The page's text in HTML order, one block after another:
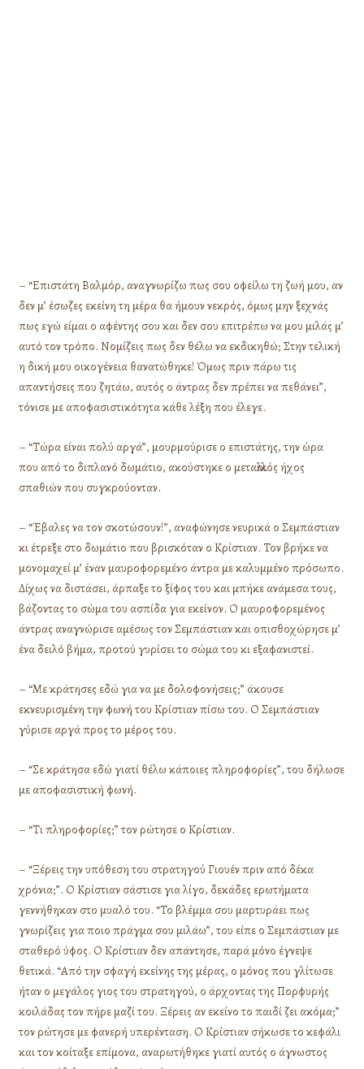
– “Επιστάτη Βαλμόρ, αναγνωρίζω πως σου οφείλω τη ζωή μου, αν
δεν μ’ έσωζες εκείνη τη μέρα θα ήμουν νεκρός, όμως μην ξεχνάς
πως εγώ είμαι ο αφέντης σου και δεν σου επιτρέπω να μου μιλάς μ’
αυτό τον τρόπο. Νομίζεις πως δεν θέλω να εκδικηθώ; Στην τελική
η δική μου οικογένεια θανατώθηκε! Όμως πριν πάρω τις
απαντήσεις που ζητάω, αυτός ο άντρας δεν πρέπει να πεθάνει”,
τόνισε με αποφασιστικότητα κάθε λέξη που έλεγε.
– “Τώρα είναι πολύ αργά”, μουρμούρισε ο επιστάτης, την ώρα
που από το διπλανό δωμάτιο, ακούστηκε ο μεταλλικός ήχος
σπαθιών που συγκρούονταν.
– “Έβαλες να τον σκοτώσουν!”, αναφώνησε νευρικά ο Σεμπάστιαν
κι έτρεξε στο δωμάτιο που βρισκόταν ο Κρίστιαν. Τον βρήκε να
μονομαχεί μ’ έναν μαυροφορεμένο άντρα με καλυμμένο πρόσωπο.
Δίχως να διστάσει, άρπαξε το ξίφος του και μπήκε ανάμεσα τους,
βάζοντας το σώμα του ασπίδα για εκείνον. Ο μαυροφορεμένος
άντρας αναγνώρισε αμέσως τον Σεμπάστιαν και οπισθοχώρησε μ’
ένα δειλό βήμα, προτού γυρίσει το σώμα του κι εξαφανιστεί.
– “Με κράτησες εδώ για να με δολοφονήσεις;” άκουσε
εκνευρισμένη την φωνή του Κρίστιαν πίσω του. Ο Σεμπάστιαν
γύρισε αργά προς το μέρος του.
– “Σε κράτησα εδώ γιατί θέλω κάποιες πληροφορίες”, του δήλωσε
με αποφασιστική φωνή.
– “Τι πληροφορίες;” τον ρώτησε ο Κρίστιαν.
– “Ξέρεις την υπόθεση του στρατηγού Γιουέν πριν από δέκα
χρόνια;”. Ο Κρίστιαν σάστισε για λίγο, δεκάδες ερωτήματα
γεννήθηκαν στο μυαλό του. “Το βλέμμα σου μαρτυράει πως
γνωρίζεις για ποιο πράγμα σου μιλάω”, του είπε ο Σεμπάστιαν με
σταθερό ύφος. Ο Κρίστιαν δεν απάντησε, παρά μόνο έγνεψε
θετικά. “Από την σφαγή εκείνης της μέρας, ο μόνος που γλίτωσε
ήταν ο μεγάλος γιος του στρατηγού, ο άρχοντας της Πορφυρής
κοιλάδας τον πήρε μαζί του. Ξέρεις αν εκείνο το παιδί ζει ακόμα;”
τον ρώτησε με φανερή υπερένταση. Ο Κρίστιαν σήκωσε το κεφάλι
και τον κοίταξε επίμονα, αναρωτήθηκε γιατί αυτός ο άγνωστος